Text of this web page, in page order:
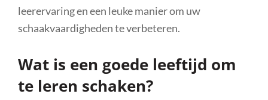
leerervaring en een leuke manier om uw
schaakvaardigheden te verbeteren.
Wat is een goede leeftijd om
te leren schaken?